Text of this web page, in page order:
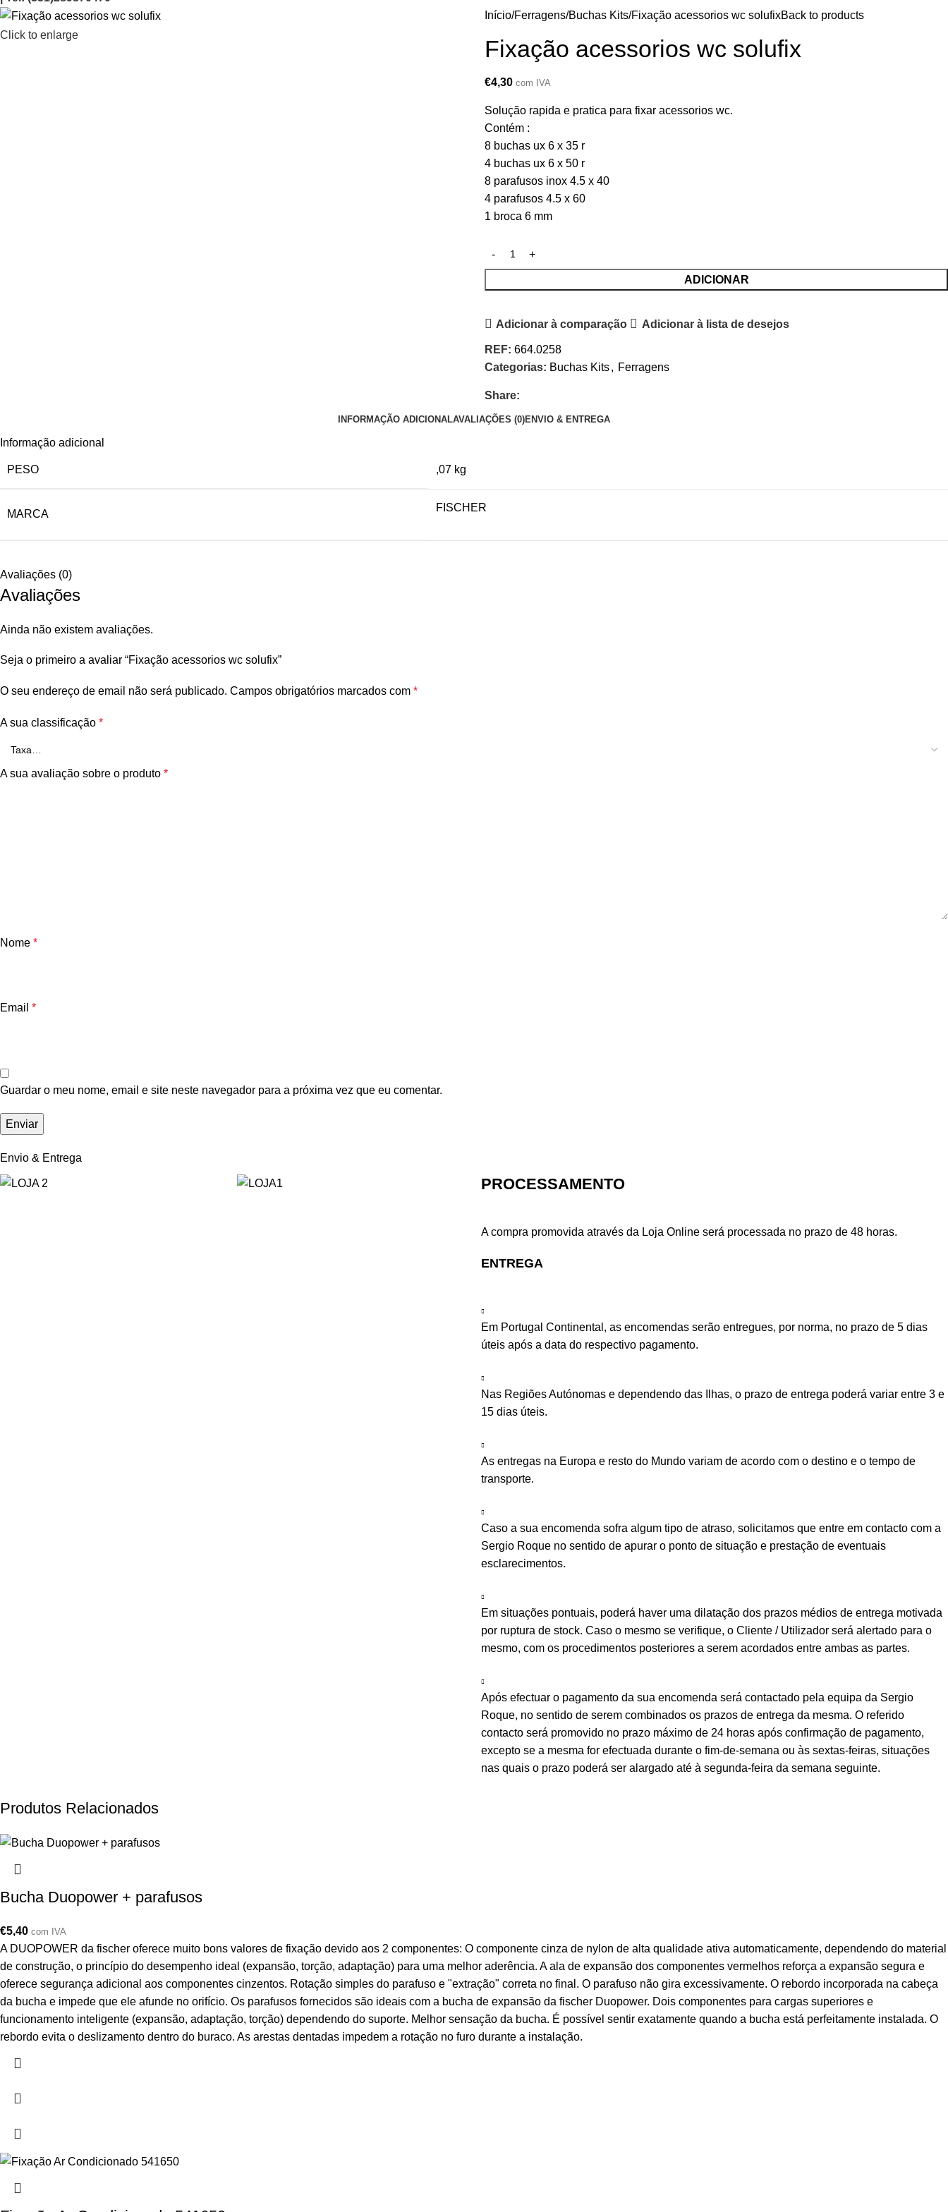
Click to enlarge
Início Ferragens Buchas Kits Fixação acessorios wc solufixBack to products
Fixação acessorios wc solufix
€4,30 com IVA
Solução rapida e pratica para fixar acessorios wc.
Contém :
8 buchas ux 6 x 35 r
4 buchas ux 6 x 50 r
8 parafusos inox 4.5 x 40
4 parafusos 4.5 x 60
1 broca 6 mm
ADICIONAR
Adicionar à comparação Adicionar à lista de desejos
REF: 664.0258
Categorias: Buchas Kits, Ferragens
Share:
INFORMAÇÃO ADICIONALAVALIAÇÕES (0)ENVIO & ENTREGA
Informação adicional
PESO ,07 kg
MARCA
FISCHER
Avaliações (0)
Avaliações
Ainda não existem avaliações.
Seja o primeiro a avaliar “Fixação acessorios wc solufix”
O seu endereço de email não será publicado. Campos obrigatórios marcados com *
A sua classificação *
A sua avaliação sobre o produto *
Nome *
Email *
Guardar o meu nome, email e site neste navegador para a próxima vez que eu comentar.
Envio & Entrega
PROCESSAMENTO
A compra promovida através da Loja Online será processada no prazo de 48 horas.
ENTREGA
Em Portugal Continental, as encomendas serão entregues, por norma, no prazo de 5 dias
úteis após a data do respectivo pagamento.
Nas Regiões Autónomas e dependendo das Ilhas, o prazo de entrega poderá variar entre 3 e
15 dias úteis.
As entregas na Europa e resto do Mundo variam de acordo com o destino e o tempo de
transporte.
Caso a sua encomenda sofra algum tipo de atraso, solicitamos que entre em contacto com a
Sergio Roque no sentido de apurar o ponto de situação e prestação de eventuais
esclarecimentos.
Em situações pontuais, poderá haver uma dilatação dos prazos médios de entrega motivada
por ruptura de stock. Caso o mesmo se verifique, o Cliente / Utilizador será alertado para o
mesmo, com os procedimentos posteriores a serem acordados entre ambas as partes.
Após efectuar o pagamento da sua encomenda será contactado pela equipa da Sergio
Roque, no sentido de serem combinados os prazos de entrega da mesma. O referido
contacto será promovido no prazo máximo de 24 horas após confirmação de pagamento,
excepto se a mesma for efectuada durante o fim-de-semana ou às sextas-feiras, situações
nas quais o prazo poderá ser alargado até à segunda-feira da semana seguinte.
Produtos Relacionados
Bucha Duopower + parafusos
€5,40 com IVA
A DUOPOWER da fischer oferece muito bons valores de fixação devido aos 2 componentes: O componente cinza de nylon de alta qualidade ativa automaticamente, dependendo do material
de construção, o princípio do desempenho ideal (expansão, torção, adaptação) para uma melhor aderência. A ala de expansão dos componentes vermelhos reforça a expansão segura e
oferece segurança adicional aos componentes cinzentos. Rotação simples do parafuso e "extração" correta no final. O parafuso não gira excessivamente. O rebordo incorporada na cabeça
da bucha e impede que ele afunde no orifício. Os parafusos fornecidos são ideais com a bucha de expansão da fischer Duopower. Dois componentes para cargas superiores e
funcionamento inteligente (expansão, adaptação, torção) dependendo do suporte. Melhor sensação da bucha. É possível sentir exatamente quando a bucha está perfeitamente instalada. O
rebordo evita o deslizamento dentro do buraco. As arestas dentadas impedem a rotação no furo durante a instalação.